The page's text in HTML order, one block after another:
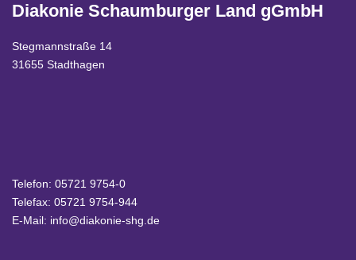
Diakonie Schaumburger Land gGmbH
Stegmannstraße 14
31655 Stadthagen
Telefon: 05721 9754-0
Telefax: 05721 9754-944
E-Mail: info@diakonie-shg.de